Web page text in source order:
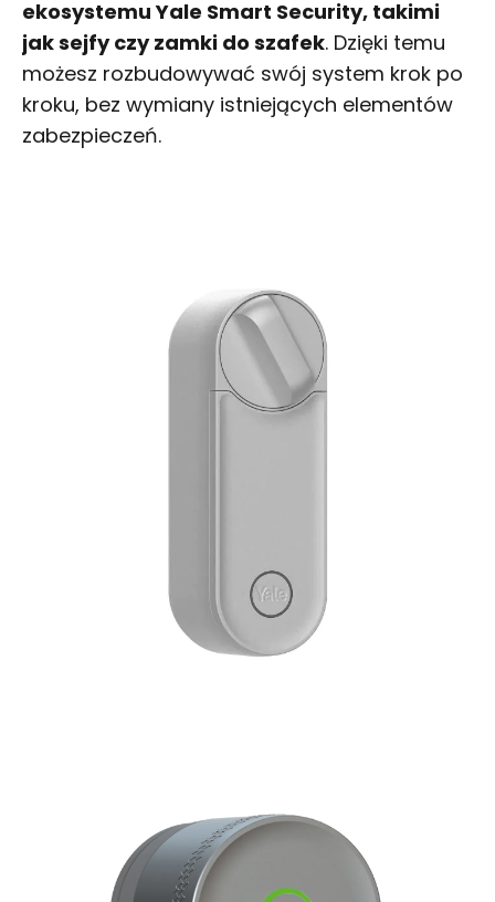
ekosystemu Yale Smart Security, takimi
jak sejfy czy zamki do szafek. Dzięki temu
możesz rozbudowywać swój system krok po
kroku, bez wymiany istniejących elementów
zabezpieczeń.